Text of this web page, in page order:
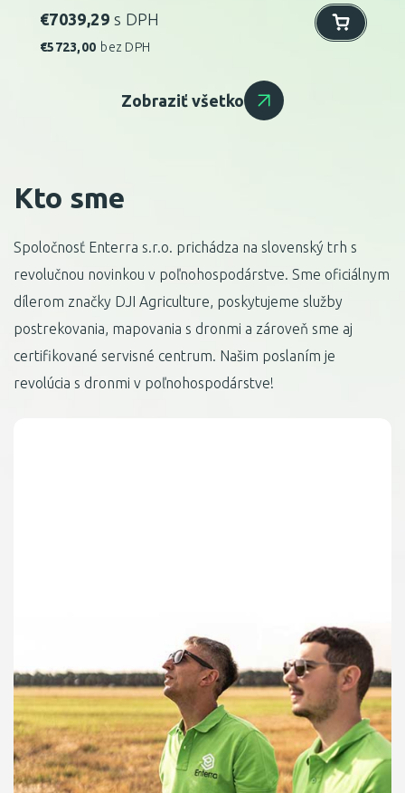
€7039,29 s DPH
€5723,00 bez DPH
Zobraziť všetko
Kto sme
Spoločnosť Enterra s.r.o. prichádza na slovenský trh s
revolučnou novinkou v poľnohospodárstve. Sme oficiálnym
dílerom značky DJI Agriculture, poskytujeme služby
postrekovania, mapovania s dronmi a zároveň sme aj
certifikované servisné centrum. Našim poslaním je
revolúcia s dronmi v poľnohospodárstve!